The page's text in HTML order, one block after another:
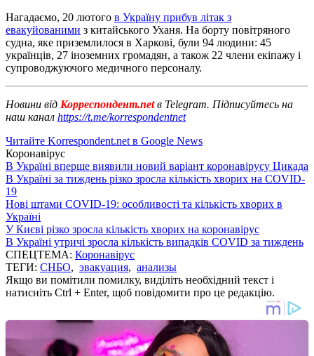
Нагадаємо, 20 лютого в Україну прибув літак з
евакуйованими з китайського Уханя. На борту повітряного
судна, яке приземлилося в Харкові, були 94 людини: 45
українців, 27 іноземних громадян, а також 22 члени екіпажу і
супроводжуючого медичного персоналу.
Новини від Корреспондент.netв Telegram. Підписуйтесь на
наш канал https://t.me/korrespondentnet
Читайте Korrespondent.net в Google News
Коронавірус
В Україні вперше виявили новий варіант коронавірусу Цикада
В Україні за тиждень різко зросла кількість хворих на COVID-
19
Нові штами COVID-19: особливості та кількість хворих в
Україні
У Києві різко зросла кількість хворих на коронавірус
В Україні утричі зросла кількість випадків COVID за тиждень
СПЕЦТЕМА: Коронавірус
ТЕГИ: СНБО, эвакуация, анализы
Якщо ви помітили помилку, виділіть необхідний текст і
натисніть Ctrl + Enter, щоб повідомити про це редакцію.